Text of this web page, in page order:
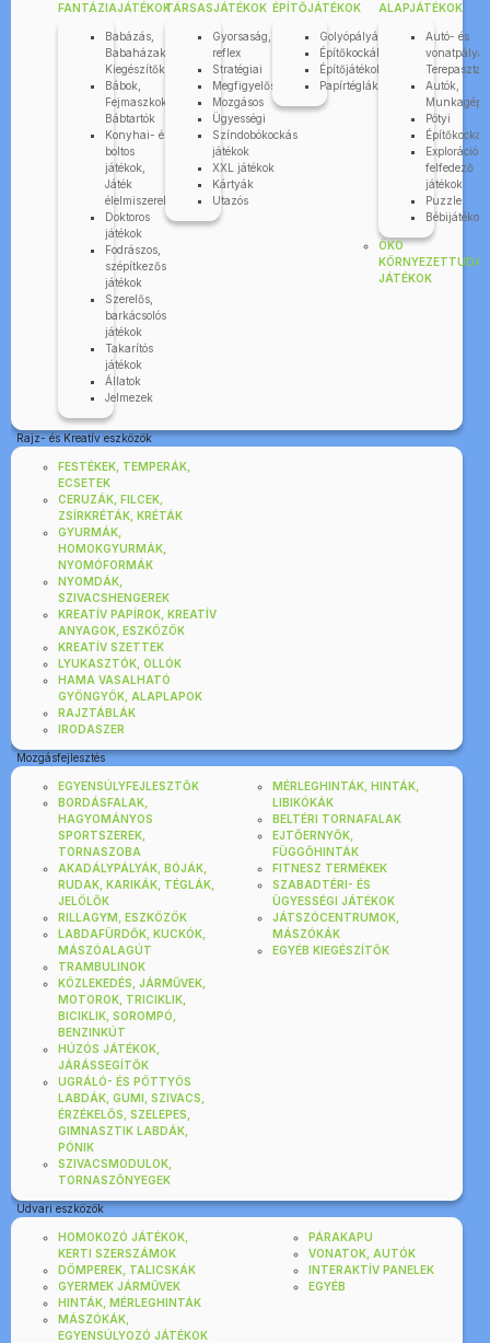
FANTÁZIAJÁTÉKOK
Babázás,
Babaházak,
Kiegészítők
Bábok,
Fejmaszkok,
Bábtartók
Konyhai- és
boltos
játékok,
Játék
élelmiszerek
Doktoros
játékok
Fodrászos,
szépítkezős
játékok
Szerelős,
barkácsolós
játékok
Takarítós
játékok
Állatok
Jelmezek
TÁRSASJÁTÉKOK
Gyorsaság,
reflex
Stratégiai
Megfigyelős
Mozgásos
Ügyességi
Színdobókockás
játékok
XXL játékok
Kártyák
Utazós
ÉPÍTŐJÁTÉKOK
Golyópályák
Építőkockák
Építőjátékok
Papírtéglák
ALAPJÁTÉKOK
Autó- és
Autók,
Pötyi
Építőkocka
Explorációs-
felfedező
játékok
Puzzle
Bébijátékok
ÖKO
JÁTÉKOK
Rajz- és Kreatív eszközök
FESTÉKEK, TEMPERÁK,
ECSETEK
CERUZÁK, FILCEK,
ZSÍRKRÉTÁK, KRÉTÁK
GYURMÁK,
HOMOKGYURMÁK,
NYOMÓFORMÁK
NYOMDÁK,
SZIVACSHENGEREK
KREATÍV PAPÍROK, KREATÍV
ANYAGOK, ESZKÖZÖK
KREATÍV SZETTEK
LYUKASZTÓK, OLLÓK
HAMA VASALHATÓ
GYÖNGYÖK, ALAPLAPOK
RAJZTÁBLÁK
IRODASZER
Mozgásfejlesztés
EGYENSÚLYFEJLESZTŐK
BORDÁSFALAK,
HAGYOMÁNYOS
SPORTSZEREK,
TORNASZOBA
AKADÁLYPÁLYÁK, BÓJÁK,
RUDAK, KARIKÁK, TÉGLÁK,
JELÖLŐK
RILLAGYM, ESZKÖZÖK
LABDAFÜRDŐK, KUCKÓK,
MÁSZÓALAGÚT
TRAMBULINOK
KÖZLEKEDÉS, JÁRMŰVEK,
MOTOROK, TRICIKLIK,
BICIKLIK, SOROMPÓ,
BENZINKÚT
HÚZÓS JÁTÉKOK,
JÁRÁSSEGÍTŐK
UGRÁLÓ- ÉS PÖTTYÖS
LABDÁK, GUMI, SZIVACS,
ÉRZÉKELŐS, SZELEPES,
GIMNASZTIK LABDÁK,
PÓNIK
SZIVACSMODULOK,
TORNASZŐNYEGEK
MÉRLEGHINTÁK, HINTÁK,
LIBIKÓKÁK
BELTÉRI TORNAFALAK
EJTŐERNYŐK,
FÜGGŐHINTÁK
FITNESZ TERMÉKEK
SZABADTÉRI- ÉS
ÜGYESSÉGI JÁTÉKOK
JÁTSZÓCENTRUMOK,
MÁSZÓKÁK
EGYÉB KIEGÉSZÍTŐK
Udvari eszközök
HOMOKOZÓ JÁTÉKOK,
KERTI SZERSZÁMOK
DÖMPEREK, TALICSKÁK
GYERMEK JÁRMŰVEK
HINTÁK, MÉRLEGHINTÁK
MÁSZÓKÁK,
EGYENSÚLYOZÓ JÁTÉKOK
PÁRAKAPU
VONATOK, AUTÓK
INTERAKTÍV PANELEK
EGYÉB